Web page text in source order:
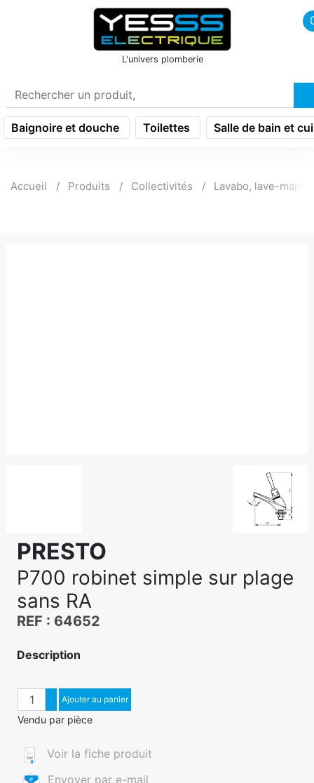
icon menu burger
L'univers plomberie
Baignoire et douche Toilettes Salle de bain et
Accueil Produits Collectivités Lavabo, lave-main
PRESTO
P700 robinet simple sur plage
sans RA
REF : 64652
Description
QuantitéAugmenter quantité
Diminuer quantité
Ajouter au panier
Vendu par pièce
Voir la fiche produit
Envoyer par e-mail